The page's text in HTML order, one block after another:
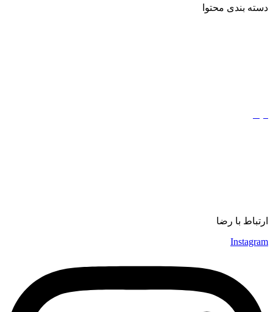
دسته بندی محتوا
ارتباط با رضا
Instagram